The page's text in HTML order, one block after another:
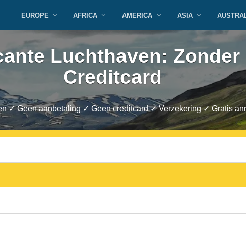
EUROPE AFRICA AMERICA ASIA
Luchthaven:
Creditcard
✓ Geen aanbetaling ✓ Geen creditcard ✓ Verzekering ✓ Gratis